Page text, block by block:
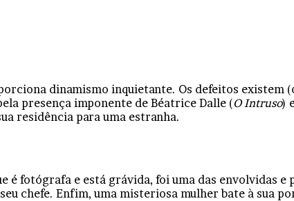
dinamismo inquietante. Os defeitos existem
presença imponente de Béatrice Dalle (O Intruso)
residência para uma estranha.
é fotógrafa e está grávida, foi uma das envolvidas
chefe. Enfim, uma misteriosa mulher bate à sua